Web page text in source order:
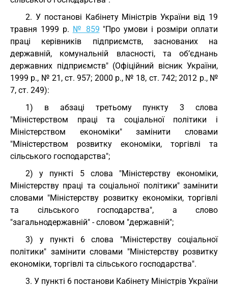
2. У постанові Кабінету Міністрів України від 19
травня 1999 р. № 859 "Про умови і розміри оплати
праці керівників підприємств, заснованих на
державній, комунальній власності, та об’єднань
державних підприємств" (Офіційний вісник України,
1999 р., № 21, ст. 957; 2000 р., № 18, ст. 742; 2012 р., №
7, ст. 249):
1) в абзаці третьому пункту 3 слова
"Міністерством праці та соціальної політики і
Міністерством економіки" замінити словами
"Міністерством розвитку економіки, торгівлі та
сільського господарства";
2) у пункті 5 слова "Міністерству економіки,
Міністерству праці та соціальної політики" замінити
словами "Міністерству розвитку економіки, торгівлі
та сільського господарства", а слово
"загальнодержавній" - словом "державній";
3) у пункті 6 слова "Міністерству соціальної
політики" замінити словами "Міністерству розвитку
економіки, торгівлі та сільського господарства".
3. У пункті 6 постанови Кабінету Міністрів України